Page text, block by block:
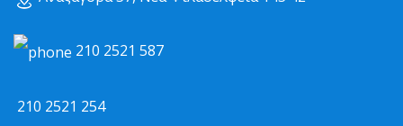
210 2521 587
210 2521 254